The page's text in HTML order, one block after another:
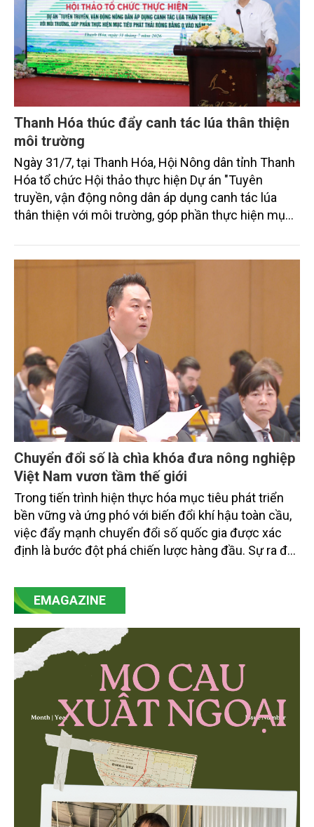
Thanh Hóa thúc đẩy canh tác lúa thân thiện
môi trường
Ngày 31/7, tại Thanh Hóa, Hội Nông dân tỉnh Thanh
Hóa tổ chức Hội thảo thực hiện Dự án "Tuyên
truyền, vận động nông dân áp dụng canh tác lúa
thân thiện với môi trường, góp phần thực hiện mục
trình thu hút sự tham gia của đông đảo đại biểu đến
từ các cơ quan quản lý nhà nước, đơn vị nghiên cứu,
doanh nghiệp, hợp tác xã và nông dân đang trực
tiếp triển khai mô hình sản xuất lúa phát thải thấp.
Chuyển đổi số là chìa khóa đưa nông nghiệp
Việt Nam vươn tầm thế giới
Trong tiến trình hiện thực hóa mục tiêu phát triển
bền vững và ứng phó với biến đổi khí hậu toàn cầu,
việc đẩy mạnh chuyển đổi số quốc gia được xác
định là bước đột phá chiến lược hàng đầu. Sự ra đời
mạnh mẽ, thúc đẩy quá trình cải cách toàn diện,
minh bạch hóa chuỗi cung ứng và nâng cao hiệu
then chốt là nông nghiệp và môi trường.
EMAGAZINE